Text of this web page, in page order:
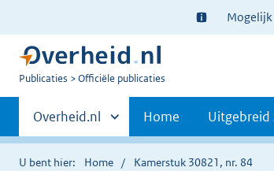
Ter
informatie:
Mogelijk
U
Publicaties Officiële publicaties
Primaire
navigatie
Andere
sites
binnen
Overheid.nl Home Uitgebreid
U bent hier: Home Kamerstuk 30821, nr. 84